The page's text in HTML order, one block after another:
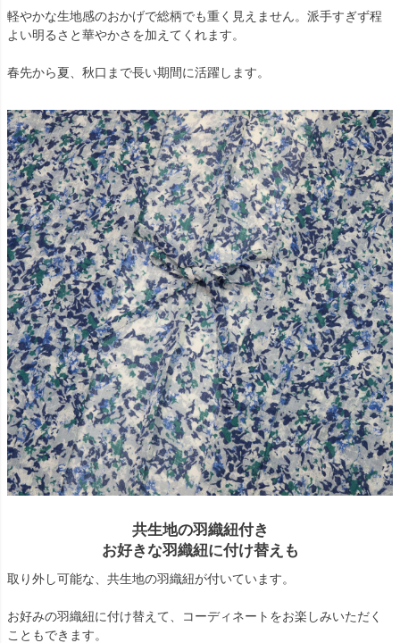
軽やかな生地感のおかげで総柄でも重く見えません。派手すぎず程
よい明るさと華やかさを加えてくれます。
春先から夏、秋口まで長い期間に活躍します。
共生地の羽織紐付き
お好きな羽織紐に付け替えも
取り外し可能な、共生地の羽織紐が付いています。
お好みの羽織紐に付け替えて、コーディネートをお楽しみいただく
こともできます。